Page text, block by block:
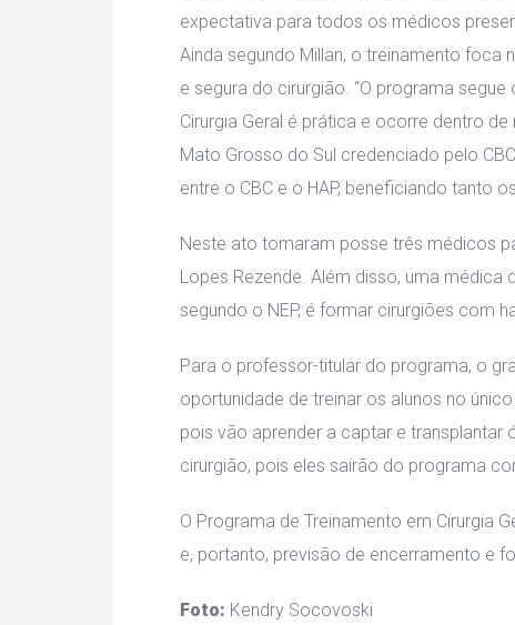
expectativa para todos os médicos
Ainda segundo Millan, o treinamento foca
e segura do cirurgião. “O programa
Cirurgia Geral é prática e ocorre dentro
Mato Grosso do Sul credenciado pelo
entre o CBC e o HAP, beneficiando tanto
Neste ato tomaram posse três médicos
Lopes Rezende. Além disso, uma médica
egundo o NEP, é formar cirurgiões com
Para o professor-titular do programa, o
oportunidade de treinar os alunos no
pois vão aprender a captar e
cirurgião, pois eles sairão do programa
O Programa de Treinamento em Cirurgia
e, portanto, previsão de encerramento e
Foto: Kendry Socovoski